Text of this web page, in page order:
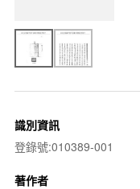
識別資訊
登錄號:010389-001
著作者